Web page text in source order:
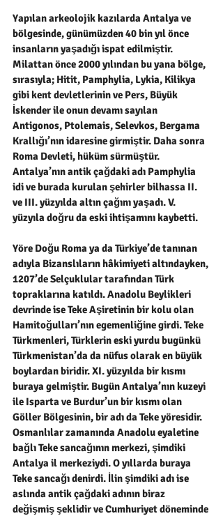
Yapılan arkeolojik kazılarda Antalya ve
bölgesinde, günümüzden 40 bin yıl önce
insanların yaşadığı ispat edilmiştir.
Milattan önce 2000 yılından bu yana bölge,
sırasıyla; Hitit, Pamphylia, Lykia, Kilikya
gibi kent devletlerinin ve Pers, Büyük
İskender ile onun devamı sayılan
Antigonos, Ptolemais, Selevkos, Bergama
Krallığı’nın idaresine girmiştir. Daha sonra
Roma Devleti, hüküm sürmüştür.
Antalya’nın antik çağdaki adı Pamphylia
idi ve burada kurulan şehirler bilhassa II.
ve III. yüzyılda altın çağını yaşadı. V.
yüzyıla doğru da eski ihtişamını kaybetti.
Yöre Doğu Roma ya da Türkiye’de tanınan
adıyla Bizanslıların hâkimiyeti altındayken,
1207’de Selçuklular tarafından Türk
topraklarına katıldı. Anadolu Beylikleri
devrinde ise Teke Aşiretinin bir kolu olan
Hamitoğulları’nın egemenliğine girdi. Teke
Türkmenleri, Türklerin eski yurdu bugünkü
Türkmenistan’da da nüfus olarak en büyük
boylardan biridir. XI. yüzyılda bir kısmı
buraya gelmiştir. Bugün Antalya’nın kuzeyi
ile Isparta ve Burdur’un bir kısmı olan
Göller Bölgesinin, bir adı da Teke yöresidir.
Osmanlılar zamanında Anadolu eyaletine
bağlı Teke sancağının merkezi, şimdiki
Antalya il merkeziydi. O yıllarda buraya
Teke sancağı denirdi. İlin şimdiki adı ise
aslında antik çağdaki adının biraz
değişmiş şeklidir ve Cumhuriyet döneminde